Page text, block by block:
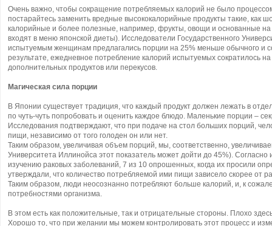
Очень важно, чтобы сокращение потребляемых калорий не было
постарайтесь заменить вредные высококалорийные продукты такие, как
калорийные и более полезные, например, фрукты, овощи и основанные на
входят в меню японской диеты). Исследователи Государственного
испытуемым женщинам предлагались порции на 25% меньше обычного и
результате, ежедневное потребление калорий испытуемых сократилось
дополнительных продуктов или перекусов.
Магическая сила порции
В Японии существует традиция, что каждый продукт должен лежать в
по чуть-чуть попробовать и оценить каждое блюдо. Маленькие порции –
Исследования подтверждают, что при подаче на стол больших порций,
пищи, независимо от того голоден он или нет.
Таким образом, увеличивая объем порций, мы, соответственно,
Университета Иллинойса этот показатель может дойти до 45%). Согласно
изучению раковых заболеваний, 7 из 10 опрошенных, когда их просили
утверждали, что количество потребляемой ими пищи зависело скорее от
Таким образом, люди неосознанно потребляют больше калорий, и, к
потребностями организма.
В этом есть как положительные, так и отрицательные стороны. Плохо
Хорошо то, что при желании мы можем контролировать этот процесс и